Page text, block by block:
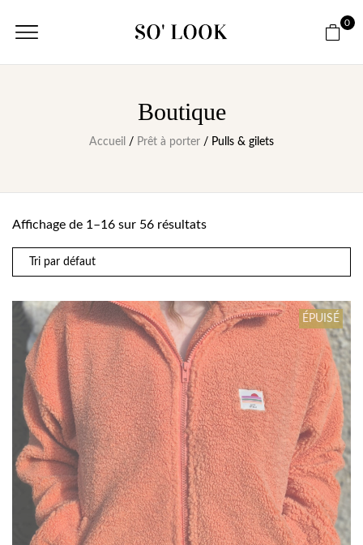
0
Boutique
Accueil / Prêt à porter / Pulls & gilets
Affichage de 1–16 sur 56 résultats
ÉPUISÉ